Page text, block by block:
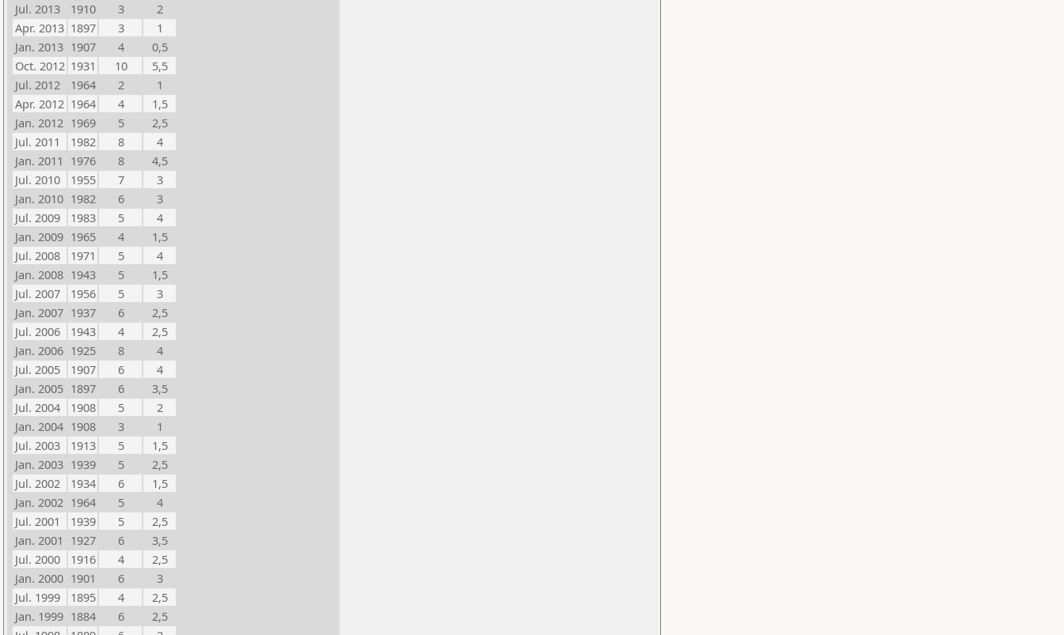
Jul. 2013
1910 3
2
Apr. 2013 1897 3
1
Jan. 2013 1907 4
0,5
Oct. 2012 1931 10
5,5
Jul. 2012
1964 2
1
Apr. 2012 1964 4
1,5
Jan. 2012 1969 5
2,5
Jul. 2011
1982 8
4
Jan. 2011 1976 8
4,5
Jul. 2010
1955 7
3
Jan. 2010 1982 6
3
Jul. 2009
1983 5
4
Jan. 2009 1965 4
1,5
Jul. 2008
1971 5
4
Jan. 2008 1943 5
1,5
Jul. 2007
1956 5
3
Jan. 2007 1937 6
2,5
Jul. 2006
1943 4
2,5
Jan. 2006 1925 8
4
Jul. 2005
1907 6
4
Jan. 2005 1897 6
3,5
Jul. 2004
1908 5
2
Jan. 2004 1908 3
1
Jul. 2003
1913 5
1,5
Jan. 2003 1939 5
2,5
Jul. 2002
1934 6
1,5
Jan. 2002 1964 5
4
Jul. 2001
1939 5
2,5
Jan. 2001 1927 6
3,5
Jul. 2000
1916 4
2,5
Jan. 2000 1901 6
3
Jul. 1999
1895 4
2,5
Jan. 1999 1884 6
2,5